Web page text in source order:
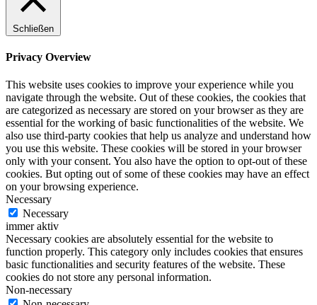
Schließen
Privacy Overview
This website uses cookies to improve your experience while you
navigate through the website. Out of these cookies, the cookies that
are categorized as necessary are stored on your browser as they are
essential for the working of basic functionalities of the website. We
also use third-party cookies that help us analyze and understand how
you use this website. These cookies will be stored in your browser
only with your consent. You also have the option to opt-out of these
cookies. But opting out of some of these cookies may have an effect
on your browsing experience.
Necessary
Necessary
immer aktiv
Necessary cookies are absolutely essential for the website to
function properly. This category only includes cookies that ensures
basic functionalities and security features of the website. These
cookies do not store any personal information.
Non-necessary